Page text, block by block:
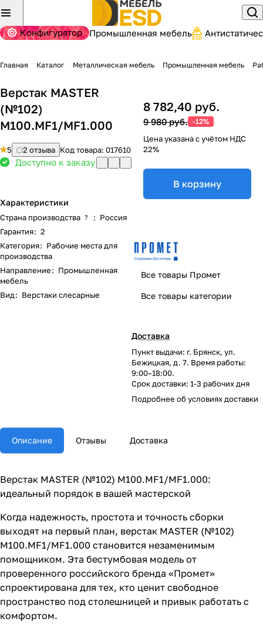
Конфигуратор Промышленная мебель
Главная Каталог Металлическая мебель Промышленная мебель
Верстак MASTER
(№102)
M100.MF1/MF1.000
5 2 отзыва Код товара: 017610
Доступно к заказу
Характеристики
Страна производства ? : Россия
Гарантия: 2
Категория: Рабочие места для
производства
Направление: Промышленная
мебель
Вид: Верстаки слесарные
8 782,40 руб.
9 980 руб. -12%
Цена указана с учётом НДС
22%
В корзину
Все товары Промет
Все товары категории
Доставка
Пункт выдачи: г. Брянск, ул.
Бежицкая, д. 7. Время работы:
9:00–18:00.
Срок доставки: 1-3 рабочих дня
Подробнее обусловиях доставки
Описание Отзывы Доставка
Верстак MASTER (№102) M100.MF1/MF1.000:
идеальный порядок в вашей мастерской
Когда надежность, простота и точность сборки
выходят на первый план, верстак MASTER (№102)
M100.MF1/MF1.000 становится незаменимым
помощником. Эта бестумбовая модель от
проверенного российского бренда «Промет»
спроектирована для тех, кто ценит свободное
пространство под столешницей и привык работать с
комфортом.